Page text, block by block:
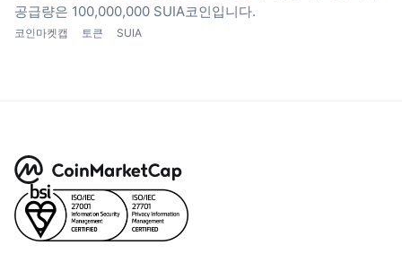
공급량은 100,000,000 SUIA코인입니다.
코인마켓캡 토큰 SUIA